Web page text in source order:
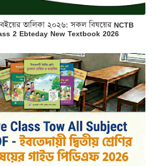
বইয়ের তালিকা ২০২৬: সকল বিষয়ের NCTB
2 Ebteday New Textbook 2026